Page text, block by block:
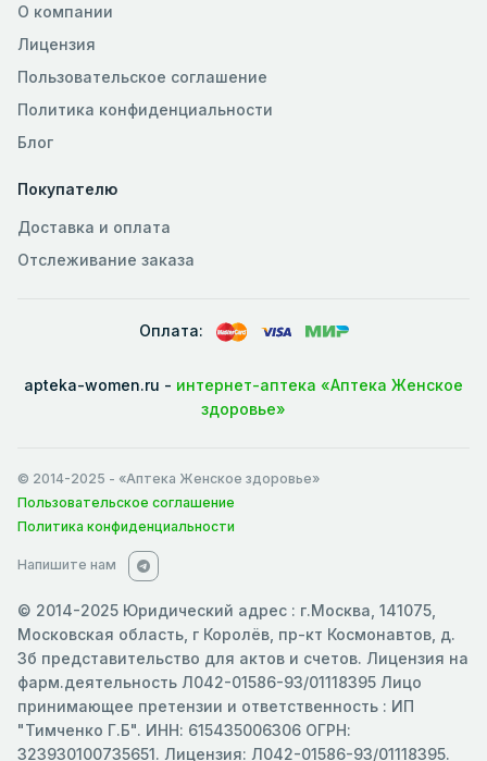
О компании
Лицензия
Пользовательское соглашение
Политика конфиденциальности
Блог
Покупателю
Доставка и оплата
Отслеживание заказа
Оплата:
apteka-women.ru - интернет-аптека «Аптека Женское
здоровье»
© 2014-2025 - «Аптека Женское здоровье»
Пользовательское соглашение
Политика конфиденциальности
Напишите нам
© 2014-2025 Юридический адрес : г.Москва, 141075,
Московская область, г Королёв, пр-кт Космонавтов, д.
3б представительство для актов и счетов. Лицензия на
фарм.деятельность Л042-01586-93/01118395 Лицо
принимающее претензии и ответственность : ИП
"Тимченко Г.Б". ИНН: 615435006306 ОГРН:
323930100735651. Лицензия: Л042-01586-93/01118395.